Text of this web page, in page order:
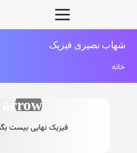
شهاب نصیری فیزیک
خانه
فیزیک نهایی بیست